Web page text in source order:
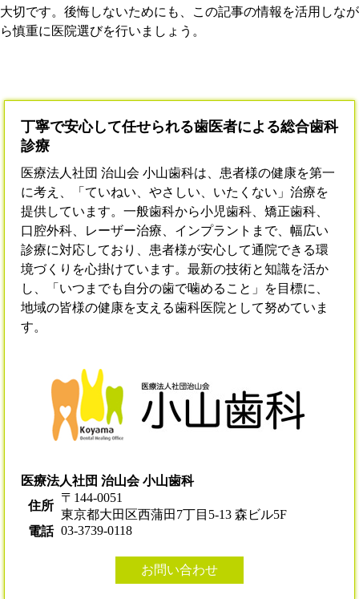
大切です。後悔しないためにも、この記事の情報を活用しなが
ら慎重に医院選びを行いましょう。
丁寧で安心して任せられる歯医者による総合歯科
診療
医療法人社団 治山会 小山歯科は、患者様の健康を第一
に考え、「ていねい、やさしい、いたくない」治療を
提供しています。一般歯科から小児歯科、矯正歯科、
口腔外科、レーザー治療、インプラントまで、幅広い
診療に対応しており、患者様が安心して通院できる環
境づくりを心掛けています。最新の技術と知識を活か
し、「いつまでも自分の歯で噛めること」を目標に、
地域の皆様の健康を支える歯科医院として努めていま
す。
医療法人社団 治山会 小山歯科
住所
〒144-0051
東京都大田区西蒲田7丁目5-13 森ビル5F
電話 03-3739-0118
お問い合わせ